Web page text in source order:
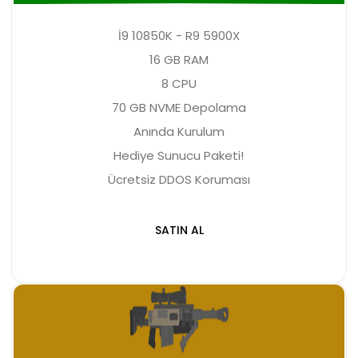
İ9 10850K - R9 5900X
16 GB RAM
8 CPU
70 GB NVME Depolama
Anında Kurulum
Hediye Sunucu Paketi!
Ücretsiz DDOS Koruması
SATIN AL